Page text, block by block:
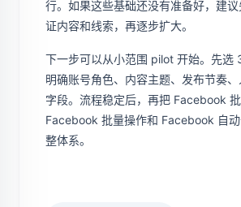
行。如果这些基础还没有准备好，建
证内容和线索，再逐步扩大。
下一步可以从小范围 pilot 开始。先选
明确账号角色、内容主题、发布节奏
字段。流程稳定后，再把 Facebook 批
Facebook 批量操作和 Facebook 自
整体系。